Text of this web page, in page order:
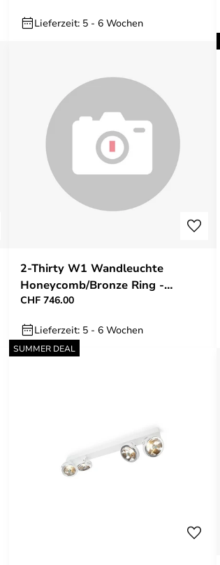
Lieferzeit: 5 - 6 Wochen
2-Thirty W1 Wandleuchte
Honeycomb/Bronze Ring -
Trizo21
CHF 746.00
Lieferzeit: 5 - 6 Wochen
SUMMER DEAL